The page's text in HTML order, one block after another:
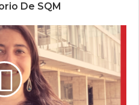
De SQM